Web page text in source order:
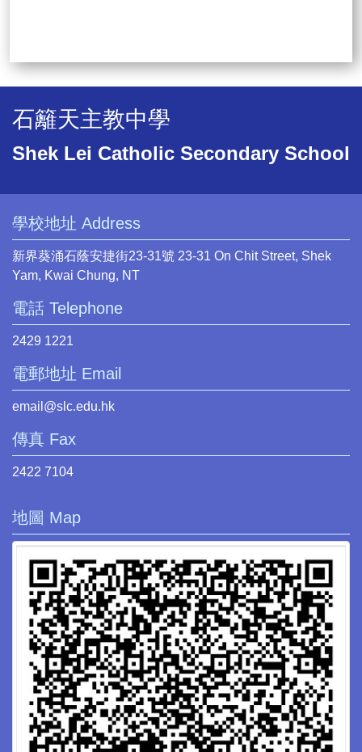
石籬天主教中學
Shek Lei Catholic Secondary School
學校地址 Address
新界葵涌石蔭安捷街23-31號 23-31 On Chit Street, Shek
Yam, Kwai Chung, NT
電話 Telephone
2429 1221
電郵地址 Email
email@slc.edu.hk
傳真 Fax
2422 7104
地圖 Map